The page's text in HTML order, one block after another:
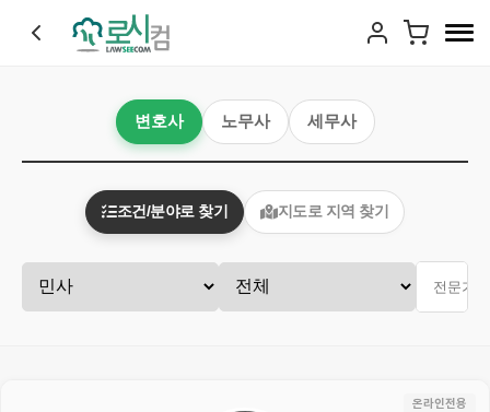
변호사 노무사 세무사
조건/분야로 찾기 지도로 지역 찾기
온라인전용